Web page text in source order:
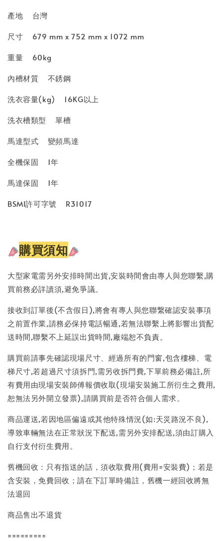
產地
台灣
尺寸
679 mm x 752 mm x 1072 mm
重量
60kg
內槽材質
不銹鋼
洗衣容量(kg)
16KG以上
洗衣槽類型
單槽
馬達型式
變頻馬達
全機保固
1年
馬達保固
1年
BSMI許可字號
R31017
購買須知
大型家電需另外安排時間出貨,安裝時間會由專人與您聯繫,購
買前務必詳讀須,避免爭議。
接收到訂單後(不含假日),將會有專人與您聯繋確認安裝事項
之前置作業,請務必保持電話暢通,若無法聯繫上將影響出貨配
送時間,聯繫不上延誤出貨時間,廠端恕不負責。
購買前請事先確認現場尺寸、經過所有的門窗,包含樓梯、電
梯尺寸,若超過尺寸須拆門,需另收拆門費,下單前務必備註,所
有費用由現場安裝師傅報價收取(現場安裝施工所衍生之費用,
恕無法另外開立發票),請購買前是否符合個人需求。
商品運送,若因地區偏遠或其他特殊情況(如:天災路況不良),
導致車輛無法在正常狀況下配送,需另外安排配送,須由訂購入
自行支付衍生費用。
舊機回收：只有指送的話，須收取費用(費用=安裝費)；若是
含安裝，免費回收；請在下訂單時備註，舊機一經回收將無
法退回
商品售出不退貨
=========